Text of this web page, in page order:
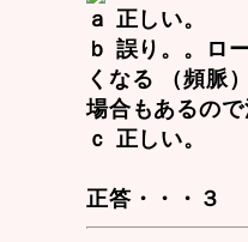
ａ 正しい。
ｂ 誤り。。 ロ
くなる （頻脈）
場合もあるので
ｃ 正しい。
正答・・・３